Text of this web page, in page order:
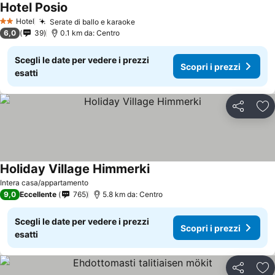
2 StelleHotel Serate di ballo e karaokeScopri i prezzi
Hotel Posio
6,0 39 0.1 km da: Centro
Scegli le date per vedere i prezzi
esatti
Scopri i prezzi
Condividi
Intera casa/appartamento
Holiday Village HimmerkiScopri i prezzi
9,0 Eccellente 765 5.8 km da: Centro
Scegli le date per vedere i prezzi
esatti
Scopri i prezzi